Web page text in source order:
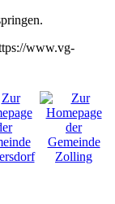
www.vg-